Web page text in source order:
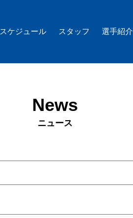
スケジュール スタッフ 選手紹介
News
ニュース